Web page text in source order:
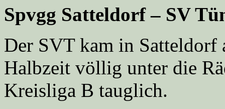
Spvgg Satteldorf – SV
Der SVT kam in Satteldorf
Halbzeit völlig unter die
Kreisliga B tauglich.